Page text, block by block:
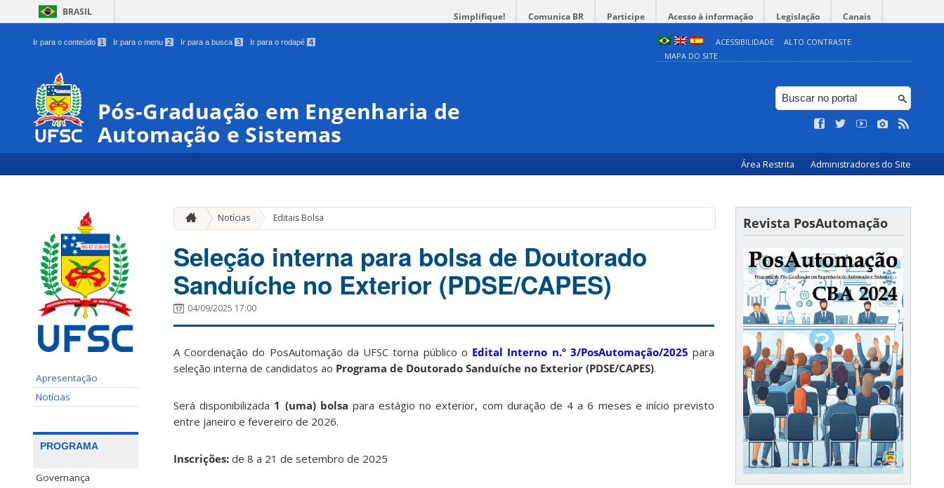
BRASIL Simplifique! Comunica BR Participe Acesso à informação Legislação Canais
Ir para o conteúdo 1 Ir para o menu 2 Ir para a busca 3 Ir para o rodapé 4 ACESSIBILIDADE
ALTO CONTRASTE
MAPA DO SITE
Pós-Graduação em Engenharia de
Automação e Sistemas
Área Restrita Administradores do Site
Apresentação
Notícias
PROGRAMA
Governança
Notícias Editais Bolsa
Seleção interna para bolsa de Doutorado
Sanduíche no Exterior (PDSE/CAPES)
04/09/2025 17:00
A Coordenação do PosAutomação da UFSC torna público o Edital Interno n.º 3/PosAutomação/2025 para
seleção interna de candidatos ao Programa de Doutorado Sanduíche no Exterior (PDSE/CAPES).
Será disponibilizada 1 (uma) bolsa para estágio no exterior, com duração de 4 a 6 meses e início previsto
entre janeiro e fevereiro de 2026.
Inscrições: de 8 a 21 de setembro de 2025
Revista PosAutomação